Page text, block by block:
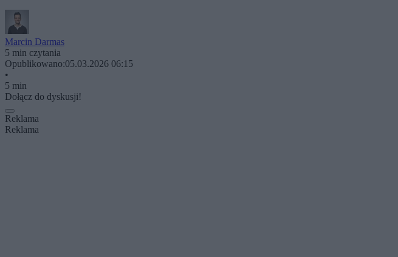
Marcin Darmas
5 min czytania
Opublikowano:05.03.2026 06:15
•
5 min
Dołącz do dyskusji!
Reklama
Reklama